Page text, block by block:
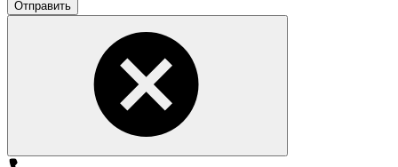
Отправить